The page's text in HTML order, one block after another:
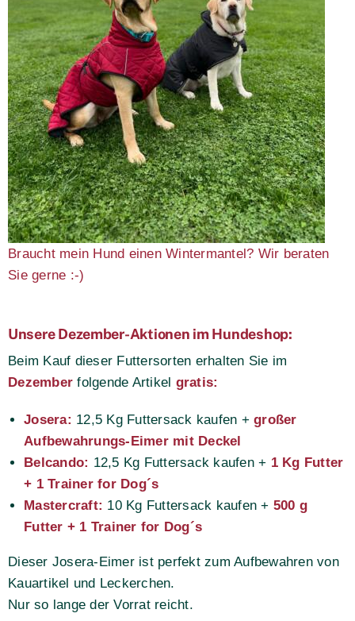
Braucht mein Hund einen Wintermantel? Wir beraten
Sie gerne :-)
Unsere Dezember-Aktionen im Hundeshop:
Beim Kauf dieser Futtersorten erhalten Sie im
Dezember folgende Artikel gratis:
Josera: 12,5 Kg Futtersack kaufen +großer
Aufbewahrungs-Eimer mit Deckel
Belcando: 12,5 Kg Futtersack kaufen + 1 Kg Futter
+ 1 Trainer for Dog´s
Mastercraft: 10 Kg Futtersack kaufen + 500 g
Futter + 1 Trainer for Dog´s
Dieser Josera-Eimer ist perfekt zum Aufbewahren von
Kauartikel und Leckerchen.
Nur so lange der Vorrat reicht.